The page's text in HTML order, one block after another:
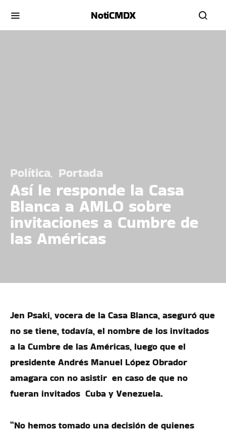
NotiCMDX
Política Portada
Así le responde la Casa
Blanca a AMLO sobre
invitaciones a Cumbre de
las Américas
Jen Psaki, vocera de la Casa Blanca, aseguró que
no se tiene, todavía, el nombre de los invitados
a la Cumbre de las Américas, luego que el
presidente Andrés Manuel López Obrador
amagara con no asistir en caso de que no
fueran invitados Cuba y Venezuela.
“No hemos tomado una decisión de quienes